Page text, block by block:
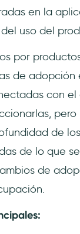
en la
uso del
por
de adopción
con el
de
de lo que
de